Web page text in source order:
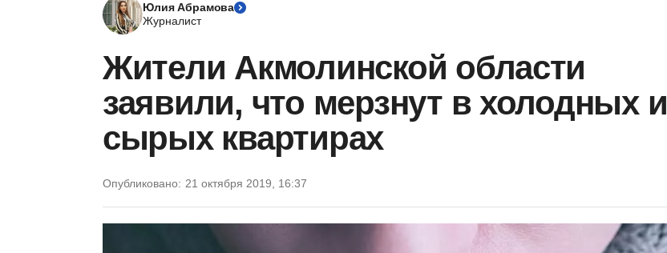
Юлия Абрамова
Журналист
Жители Акмолинской области
заявили, что мерзнут в холодных и
сырых квартирах
Опубликовано: 21 октября 2019, 16:37